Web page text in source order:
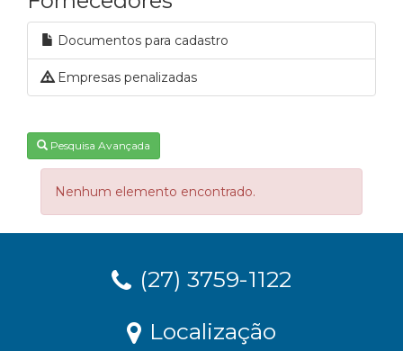
Documentos para cadastro
Empresas penalizadas
Pesquisa Avançada
Nenhum elemento encontrado.
(27) 3759-1122
Localização